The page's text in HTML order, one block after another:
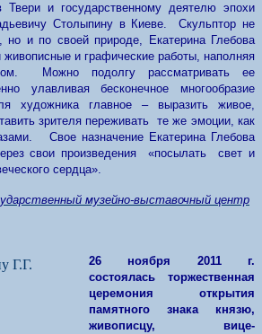
и государственному деятелю эпохи
Столыпину в Киеве. Скульптор не
но и по своей природе, Екатерина Глебова
и графические работы, наполняя
Можно подолгу рассматривать ее
улавливая бесконечное многообразие
художника главное – выразить живое,
зрителя переживать те же эмоции, как
Свое назначение Екатерина Глебова
свои произведения «посылать свет и
сердца».
музейно-выставочный центр
26 ноября 2011 г.
состоялась торжественная
церемония открытия
памятного знака князю,
живописцу, вице-